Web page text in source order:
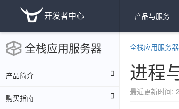
开发者中心 产品与服务
全栈应用服务器
产品简介
购买指南
全栈应用服务器
进程
最近更新时间: